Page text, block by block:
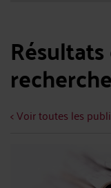
recherche
< Voir toutes les